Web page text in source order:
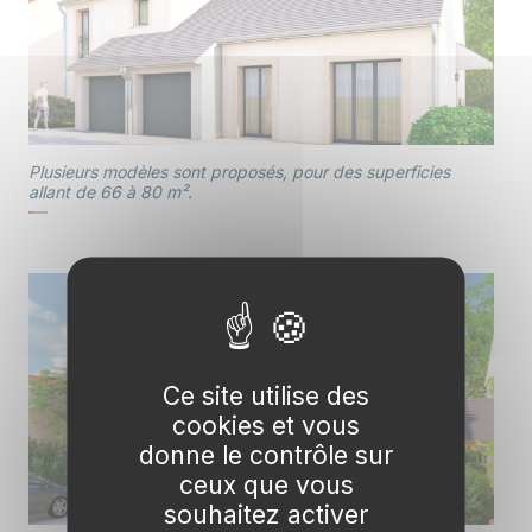
Plusieurs modèles sont proposés, pour des superficies
allant de 66 à 80 m².
Ce site utilise des
cookies et vous
donne le contrôle sur
ceux que vous
souhaitez activer